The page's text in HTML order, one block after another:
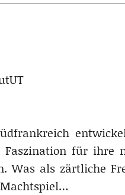
für ihre
Was als zärtliche